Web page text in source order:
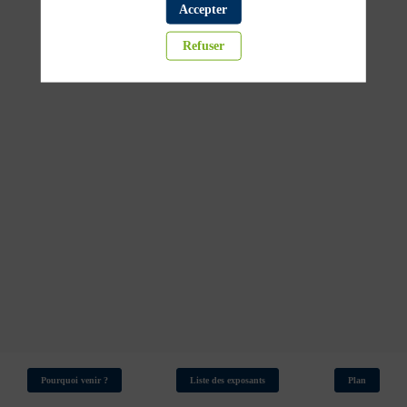
Pourquoi venir ? Liste des exposants Plan
Accepter
Refuser